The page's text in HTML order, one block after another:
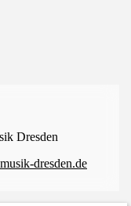
Dresden
dresden.de